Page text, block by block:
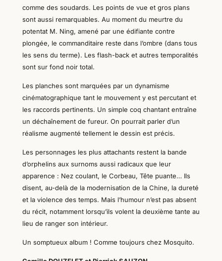
comme des soudards. Les points de vue et gros plans
sont aussi remarquables. Au moment du meurtre du
potentat M. Ning, amené par une édifiante contre
plongée, le commanditaire reste dans l’ombre (dans tous
les sens du terme). Les flash-back et autres temporalités
sont sur fond noir total.
Les planches sont marquées par un dynamisme
cinématographique tant le mouvement y est percutant et
les raccords pertinents. Un simple coq chantant entraîne
un déchaînement de fureur. On pourrait parler d’un
réalisme augmenté tellement le dessin est précis.
Les personnages les plus attachants restent la bande
d’orphelins aux surnoms aussi radicaux que leur
apparence : Nez coulant, le Corbeau, Tête puante… Ils
disent, au-delà de la modernisation de la Chine, la dureté
et la violence des temps. Mais l’humour n’est pas absent
du récit, notamment lorsqu’ils volent la deuxième tante au
lieu de ranger son intérieur.
Un somptueux album ! Comme toujours chez Mosquito.